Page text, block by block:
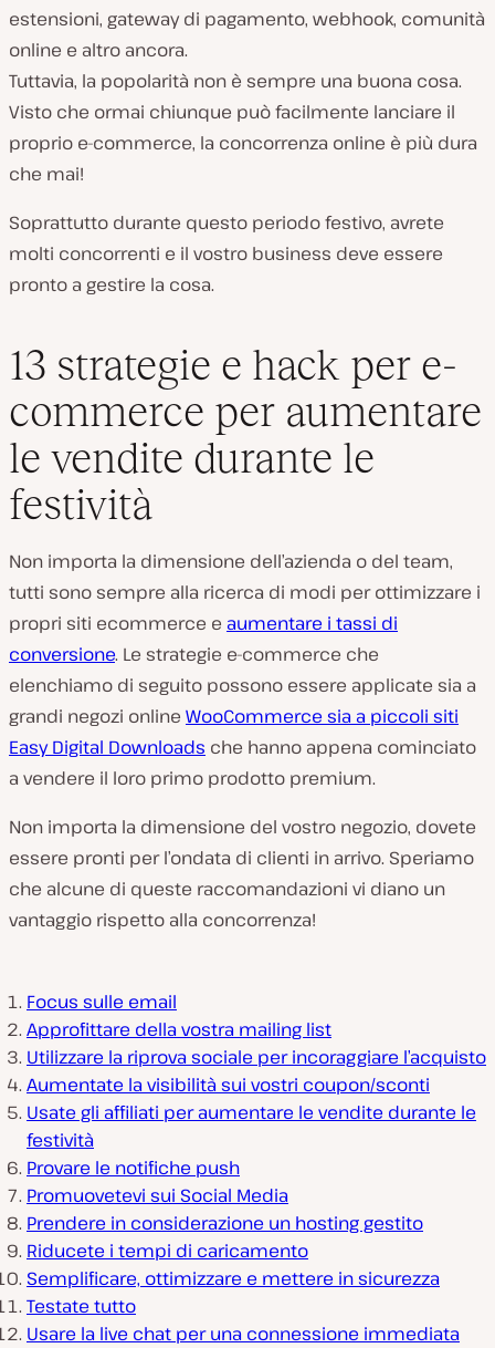
estensioni, gateway di pagamento, webhook, comunità
online e altro ancora.
Tuttavia, la popolarità non è sempre una buona cosa.
Visto che ormai chiunque può facilmente lanciare il
proprio e-commerce, la concorrenza online è più dura
che mai!
Soprattutto durante questo periodo festivo, avrete
molti concorrenti e il vostro business deve essere
pronto a gestire la cosa.
13 strategie e hack per e-
commerce per aumentare
le vendite durante le
festività
Non importa la dimensione dell’azienda o del team,
tutti sono sempre alla ricerca di modi per ottimizzare i
propri siti ecommerce e aumentare i tassi di
conversione. Le strategie e-commerce che
elenchiamo di seguito possono essere applicate sia a
grandi negozi online WooCommerce sia a piccoli siti
Easy Digital Downloads che hanno appena cominciato
a vendere il loro primo prodotto premium.
Non importa la dimensione del vostro negozio, dovete
essere pronti per l’ondata di clienti in arrivo. Speriamo
che alcune di queste raccomandazioni vi diano un
vantaggio rispetto alla concorrenza!
Focus sulle email
Approfittare della vostra mailing list
Utilizzare la riprova sociale per incoraggiare l’acquisto
Aumentate la visibilità sui vostri coupon/sconti
Usate gli affiliati per aumentare le vendite durante le
festività
Provare le notifiche push
Promuovetevi sui Social Media
Prendere in considerazione un hosting gestito
Riducete i tempi di caricamento
Semplificare, ottimizzare e mettere in sicurezza
Testate tutto
Usare la live chat per una connessione immediata